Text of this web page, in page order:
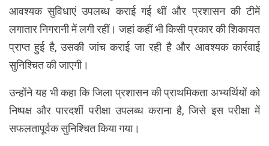
आवश्यक सुविधाएं उपलब्ध कराई गई थीं और प्रशासन की टीमें
लगातार निगरानी में लगी रहीं। जहां कहीं भी किसी प्रकार की शिकायत
प्राप्त हुई है, उसकी जांच कराई जा रही है और आवश्यक कार्रवाई
सुनिश्चित की जाएगी।
उन्होंने यह भी कहा कि जिला प्रशासन की प्राथमिकता अभ्यर्थियों को
निष्पक्ष और पारदर्शी परीक्षा उपलब्ध कराना है, जिसे इस परीक्षा में
सफलतापूर्वक सुनिश्चित किया गया।